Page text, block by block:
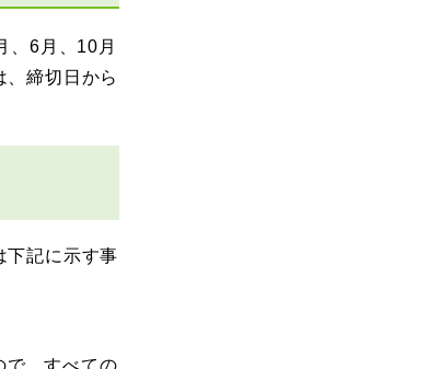
、6月、10月
締切日から
下記に示す事